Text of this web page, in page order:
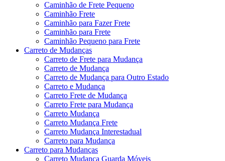
Caminhão de Frete Pequeno
Caminhão Frete
Caminhão para Fazer Frete
Caminhão para Frete
Caminhão Pequeno para Frete
Carreto de Mudanças
Carreto de Frete para Mudança
Carreto de Mudança
Carreto de Mudança para Outro Estado
Carreto e Mudança
Carreto Frete de Mudança
Carreto Frete para Mudança
Carreto Mudança
Carreto Mudança Frete
Carreto Mudança Interestadual
Carreto para Mudança
Carreto para Mudanças
Carreto Mudança Guarda Móveis